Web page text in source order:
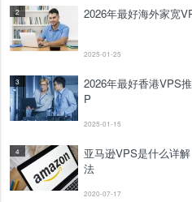
2 2026年最好海外家宽
2025-01-25
3
2026年最好香港VPS
P
2025-01-15
4
亚马逊VPS是什么详
法
2020-07-17